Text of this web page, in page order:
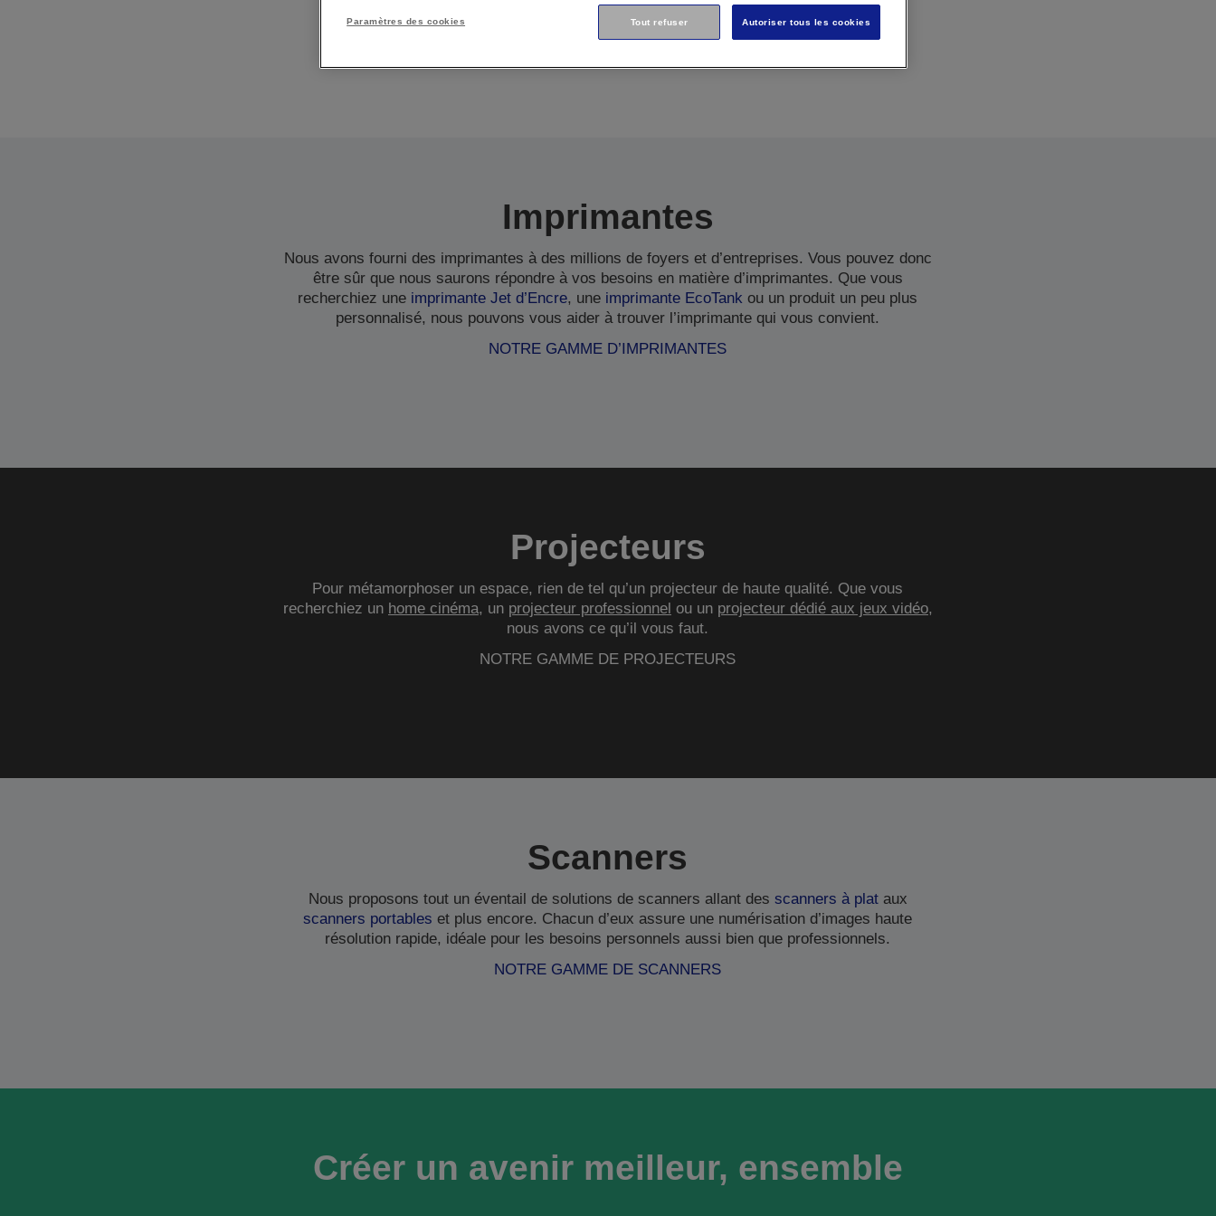
Imprimantes
Nous avons fourni des imprimantes à des millions de foyers et d’entreprises. Vous pouvez donc
être sûr que nous saurons répondre à vos besoins en matière d’imprimantes. Que vous
recherchiez une imprimante Jet d’Encre, une imprimante EcoTank ou un produit un peu plus
personnalisé, nous pouvons vous aider à trouver l’imprimante qui vous convient.
NOTRE GAMME D’IMPRIMANTES
Projecteurs
Pour métamorphoser un espace, rien de tel qu’un projecteur de haute qualité. Que vous
recherchiez un home cinéma, un projecteur professionnel ou un projecteur dédié aux jeux vidéo,
nous avons ce qu’il vous faut.
NOTRE GAMME DE PROJECTEURS
Scanners
Nous proposons tout un éventail de solutions de scanners allant des scanners à plataux
scanners portables et plus encore. Chacun d’eux assure une numérisation d’images haute
résolution rapide, idéale pour les besoins personnels aussi bien que professionnels.
NOTRE GAMME DE SCANNERS
Créer un avenir meilleur, ensemble
Tout refuser Autoriser tous les cookies
Paramètres des cookies